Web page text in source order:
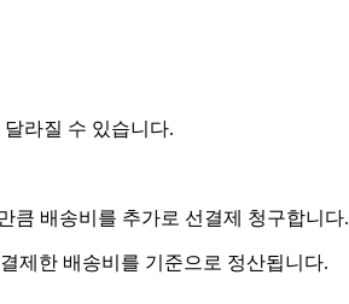
라질 수 있습니다.
큼 배송비를 추가로 선결제 청구합니다.
제한 배송비를 기준으로 정산됩니다.